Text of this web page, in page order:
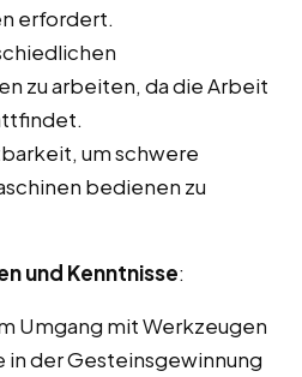
erfordert.
zu arbeiten, da die Arbeit
um schwere
bedienen zu
und Kenntnisse:
Umgang mit Werkzeugen
in der Gesteinsgewinnung